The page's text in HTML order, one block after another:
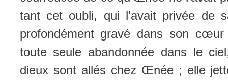
tant cet oubli, qui l'avait privée de
profondément gravé dans son
toute seule abandonnée dans le
dieux sont allés chez Œnée ; elle